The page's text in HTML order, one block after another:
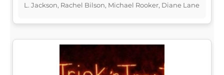
L. Jackson, Rachel Bilson, Michael Rooker, Diane Lane